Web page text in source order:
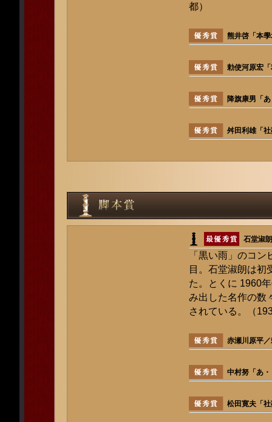
都）
熊井啓「本
勅使河原宏
降旗康男「
舛田利雄「
石堂淑
「黒い雨」のコ
目。石堂淑朗は初
た。とくに 1960
み出した名作の数
されている。（
赤瀬川原平
中村努「あ
松田寛夫「